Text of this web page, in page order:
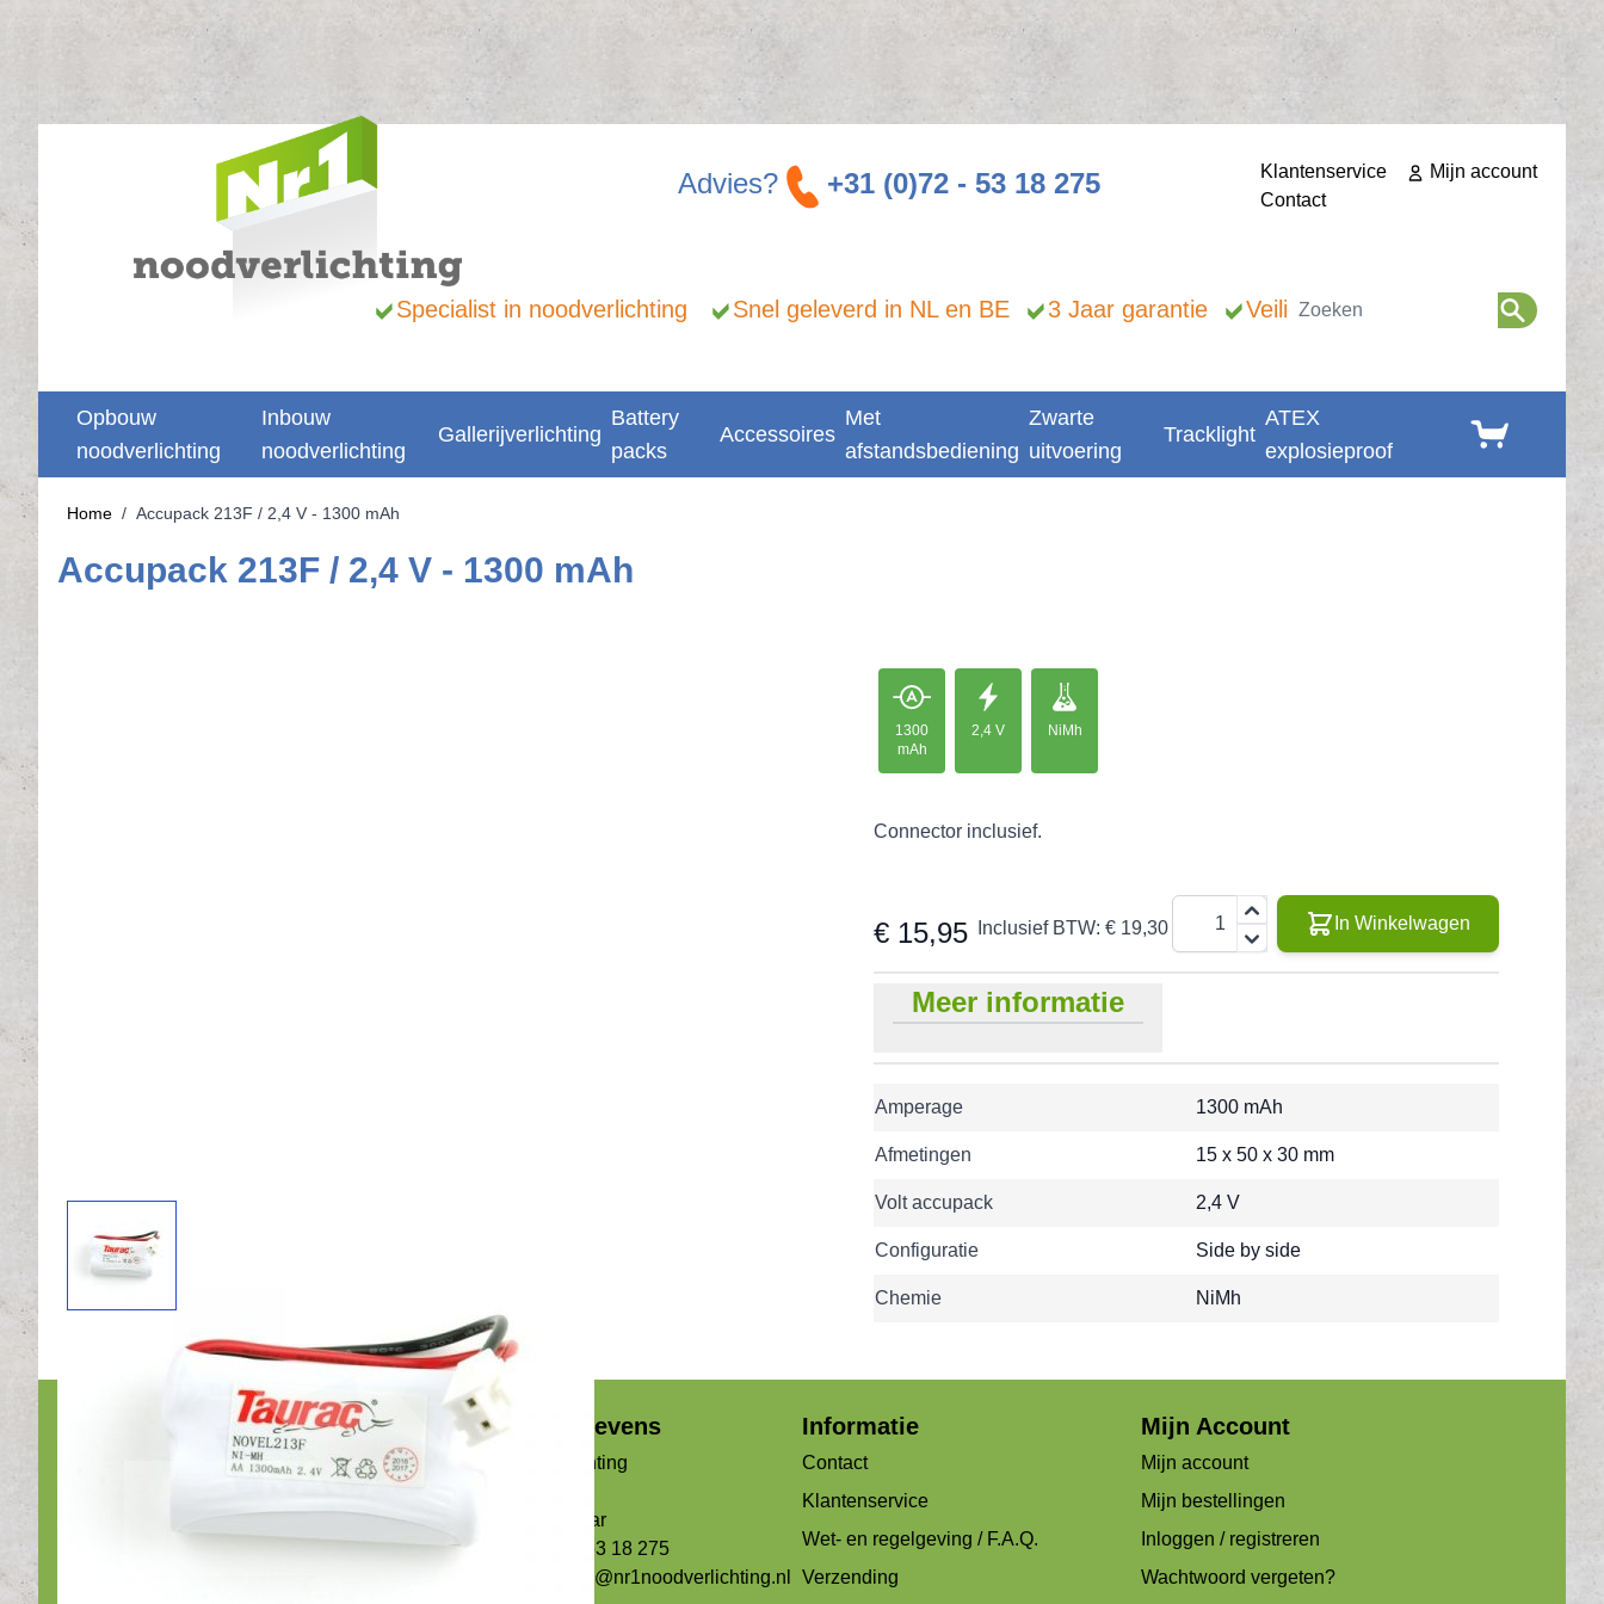
Ga naar de inhoud
Zoeken
Klantenservice
Mijn account
Contact
Advies? +31 (0)72 - 53 18 275
Specialist in noodverlichting Snel geleverd in NL en BE 3 Jaar garantie Veilig betalen
Opbouw
noodverlichting
Inbouw
noodverlichting
Gallerijverlichting
Battery
packs
Accessoires
Met
afstandsbediening
Zwarte
uitvoering
Tracklight
ATEX
explosieproof
Winkelwagen
Home / Accupack 213F / 2,4 V - 1300 mAh
Accupack 213F / 2,4 V - 1300 mAh
1300
mAh
2,4 V NiMh
Connector inclusief.
€ 15,95 Inclusief BTW: € 19,30 In Winkelwagen
Meer informatie
Amperage 1300 mAh
Afmetingen 15 x 50 x 30 mm
Volt accupack 2,4 V
Configuratie Side by side
Chemie NiMh
Bedrijfsgegevens
Nr1Noodverlichting
1822BX Alkmaar
Bel ons: 072 - 53 18 275
info@nr1noodverlichting.nl
Informatie
Contact
Klantenservice
Wet- en regelgeving / F.A.Q.
Verzending
Mijn Account
Mijn account
Mijn bestellingen
Inloggen / registreren
Wachtwoord vergeten?